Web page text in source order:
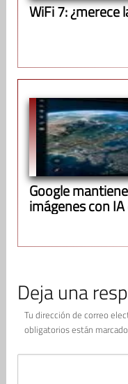
WiFi 7: ¿merece
Google
imágenes con
Deja una
Tu dirección de correo
obligatorios están